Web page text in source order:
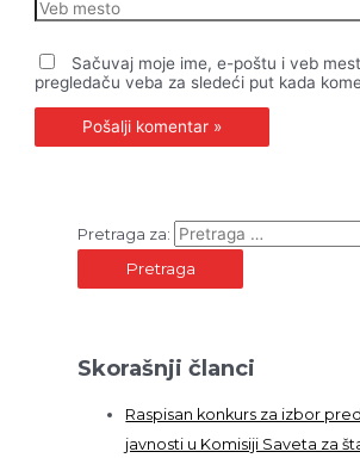
Sačuvaj moje ime, e-poštu i veb
pregledaču veba za sledeći put kada
Pretraga za:
Skorašnji članci
Raspisan konkurs za izbor
javnosti u Komisiji Saveta za